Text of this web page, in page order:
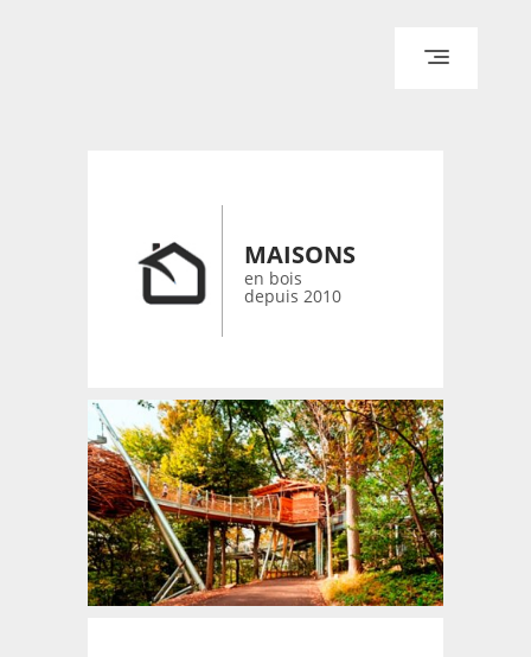
CONTACT
MAISONS
en bois
depuis 2010